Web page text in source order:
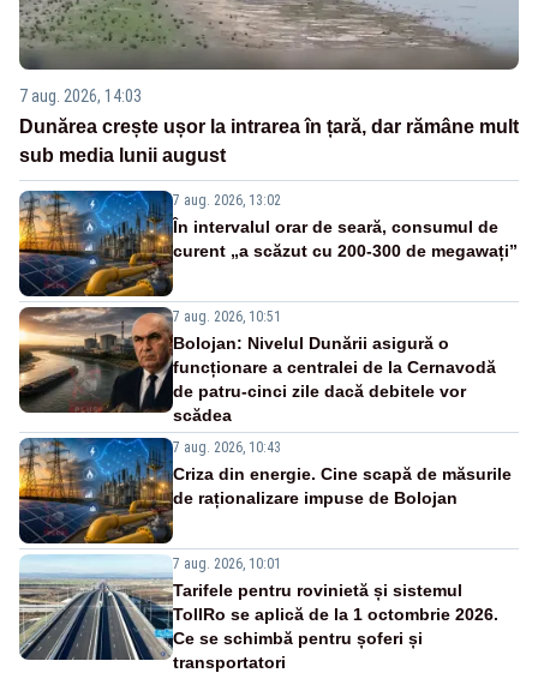
7 aug. 2026, 14:03
Dunărea crește ușor la intrarea în țară, dar rămâne mult
sub media lunii august
7 aug. 2026, 13:02
În intervalul orar de seară, consumul de
curent „a scăzut cu 200-300 de megawați”
7 aug. 2026, 10:51
Bolojan: Nivelul Dunării asigură o
funcționare a centralei de la Cernavodă
de patru-cinci zile dacă debitele vor
scădea
7 aug. 2026, 10:43
Criza din energie. Cine scapă de măsurile
de raționalizare impuse de Bolojan
7 aug. 2026, 10:01
Tarifele pentru rovinietă și sistemul
TollRo se aplică de la 1 octombrie 2026.
Ce se schimbă pentru șoferi și
transportatori